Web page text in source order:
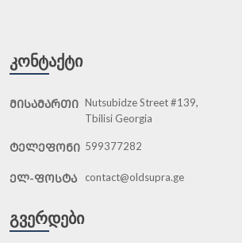
ᲙᲝᲜᲢᲐᲥᲢᲘ
ᲛᲘᲡᲐᲛᲐᲠᲗᲘ Nutsubidze Street #139,
Tbilisi Georgia
ᲢᲔᲚᲔᲤᲝᲜᲘ 599377282
ᲔᲚ-ᲤᲝᲡᲢᲐ contact@oldsupra.ge
ᲒᲕᲔᲠᲓᲔᲑᲘ